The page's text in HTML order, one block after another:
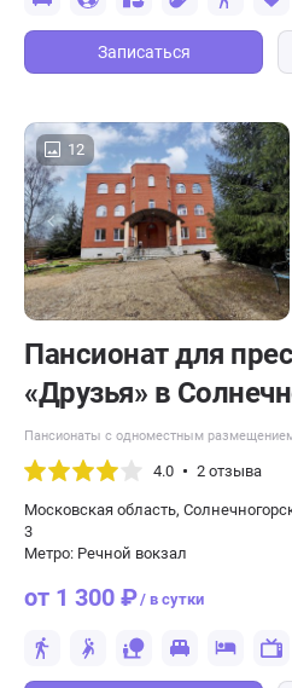
Записаться
12
Пансионат для
«Друзья» в
Пансионаты с одноместным
4.0 2 отзыва
Московская область,
3
Метро: Речной вокзал
от 1 300 ₽/ в сутки